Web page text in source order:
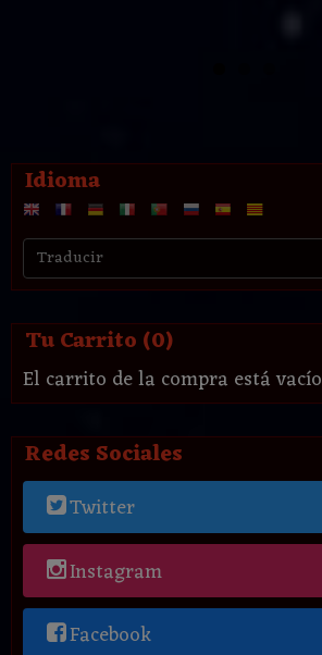
Idioma
Tu Carrito (0)
El carrito de la compra está vacío
Redes Sociales
Twitter
Instagram
Facebook